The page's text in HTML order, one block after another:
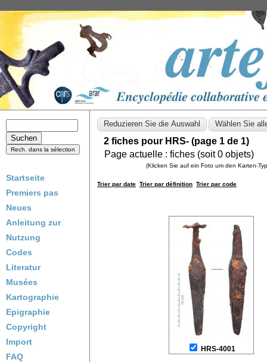
Startseite
Premiers pas
Neues
Anleitung zur
Nutzung
Codes
Literatur
Musées
Kartographie
Epigraphie
Copyright
Import
FAQ
2 fiches pour HRS- (page 1 de 1)
Page actuelle : fiches (soit0 objets)
(Klicken Sie auf ein Foto um den Karten-
Trier par date Trier par définition Trier par code
HRS-4001